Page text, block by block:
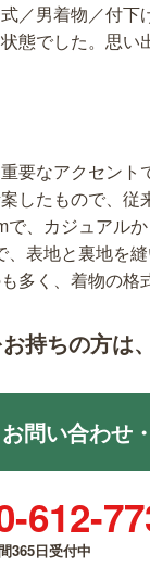
／男着物／付
態でした。思
要なアクセン
したもので、
、カジュアル
表地と裏地を
多く、着物の格
持ちの方は、
お問い合わせ
612-
365日受付中